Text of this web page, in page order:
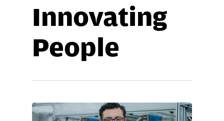
Innovating
People